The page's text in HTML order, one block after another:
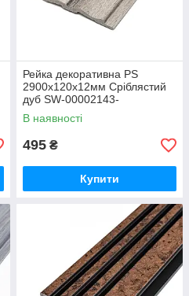
Рейка декоративна PS
2900х120х12мм Сріблястий
дуб SW-00002143-
В наявності
495 ₴
Купити